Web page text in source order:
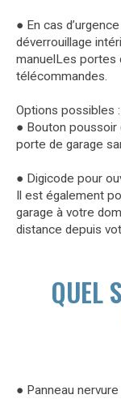
● En cas
déverrouillage
manuelLes portes
télécommandes.
Options possibles :
● Bouton poussoir
porte de garage
● Digicode pour
Il est également
garage à votre
distance depuis
QUEL
● Panneau